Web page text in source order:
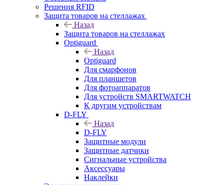
Решения RFID
Защита товаров на стеллажах
Назад
Защита товаров на стеллажах
Optiguard
Назад
Optiguard
Для смарфонов
Для планшетов
Для фотоаппаратов
Для устройств SMARTWATCH
К другим устройствам
D-FLY
Назад
D-FLY
Защитные модули
Защитные датчики
Сигнальные устройства
Аксессуары
Наклейки